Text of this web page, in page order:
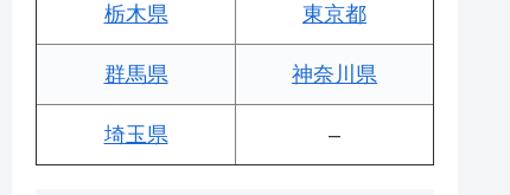
栃木県 東京都
群馬県 神奈川県
埼玉県 –